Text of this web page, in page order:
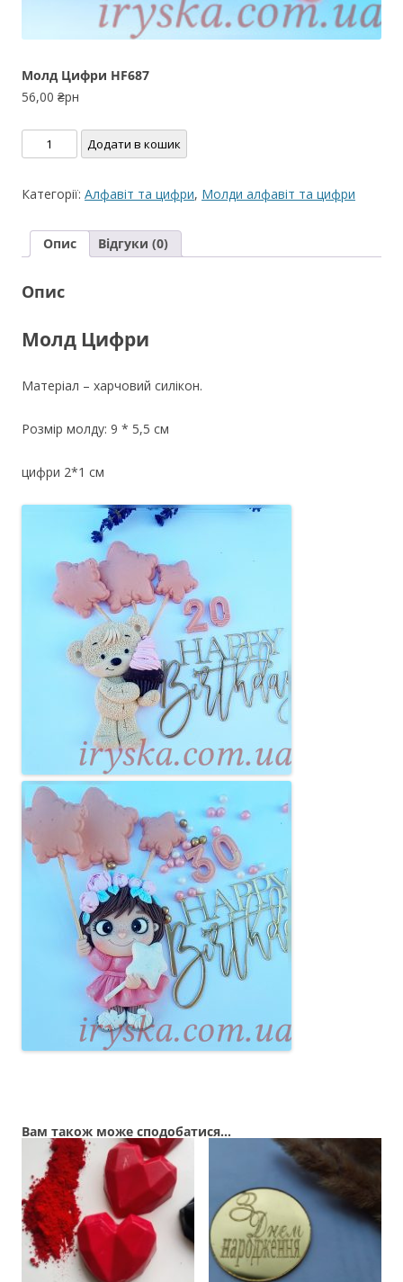
Молд Цифри HF687
56,00 ₴рн
Молд
Цифри
кількість
Додати в кошик
Категорії: Алфавіт та цифри, Молди алфавіт та цифри
Опис Відгуки (0)
Опис
Молд Цифри
Матеріал – харчовий силікон.
Розмір молду: 9 * 5,5 см
цифри 2*1 см
Вам також може сподобатися…